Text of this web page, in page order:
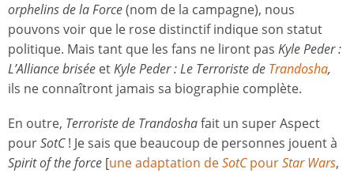
orphelins de la Force(nom de la campagne), nous
pouvons voir que le rose distinctif indique son statut
politique. Mais tant que les fans ne liront pas Kyle Peder :
L’Alliance brisée etKyle Peder :Le Terroriste de Trandosha,
ils ne connaîtront jamais sa biographie complète.
En outre, Terroriste de Trandoshafait un super Aspect
pourSotC! Je sais que beaucoup de personnes jouent à
Spirit of the force [une adaptation deSotCpourStar Wars,